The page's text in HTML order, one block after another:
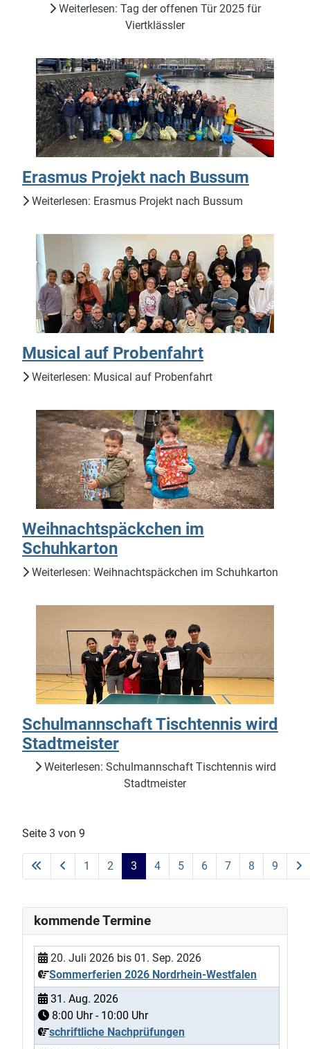
Weiterlesen: Tag der offenen Tür 2025 für
Viertklässler
Erasmus Projekt nach Bussum
Weiterlesen: Erasmus Projekt nach Bussum
Musical auf Probenfahrt
Weiterlesen: Musical auf Probenfahrt
Weihnachtspäckchen im
Schuhkarton
Weiterlesen: Weihnachtspäckchen im Schuhkarton
Schulmannschaft Tischtennis wird
Stadtmeister
Weiterlesen: Schulmannschaft Tischtennis wird
Stadtmeister
Seite 3 von 9
1 2 3 4 5 6 7 8 9
kommende Termine
20. Juli 2026 bis 01. Sep. 2026
Sommerferien 2026 Nordrhein-Westfalen
31. Aug. 2026
8:00 Uhr - 10:00 Uhr
schriftliche Nachprüfungen